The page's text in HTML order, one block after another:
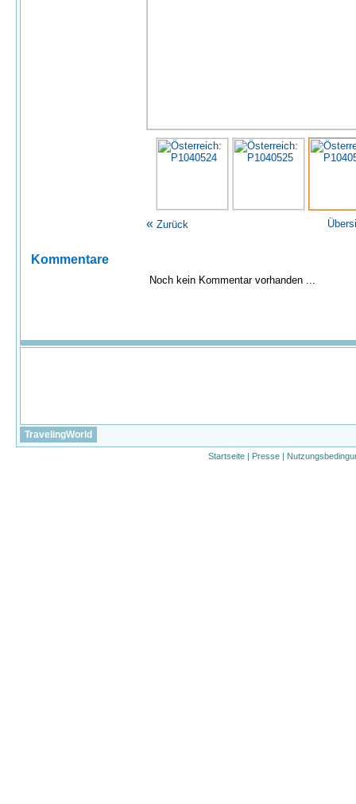
« Zurück
Kommentare
Noch kein Kommentar vorhanden ...
TravelingWorld
Startseite | Presse |